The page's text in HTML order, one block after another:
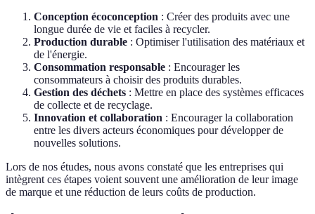
Conception écoconception : Créer des produits avec une
longue durée de vie et faciles à recycler.
Production durable : Optimiser l'utilisation des matériaux et
de l'énergie.
Consommation responsable : Encourager les
consommateurs à choisir des produits durables.
Gestion des déchets : Mettre en place des systèmes efficaces
de collecte et de recyclage.
Innovation et collaboration : Encourager la collaboration
entre les divers acteurs économiques pour développer de
nouvelles solutions.
Lors de nos études, nous avons constaté que les entreprises qui
intègrent ces étapes voient souvent une amélioration de leur image
de marque et une réduction de leurs coûts de production.